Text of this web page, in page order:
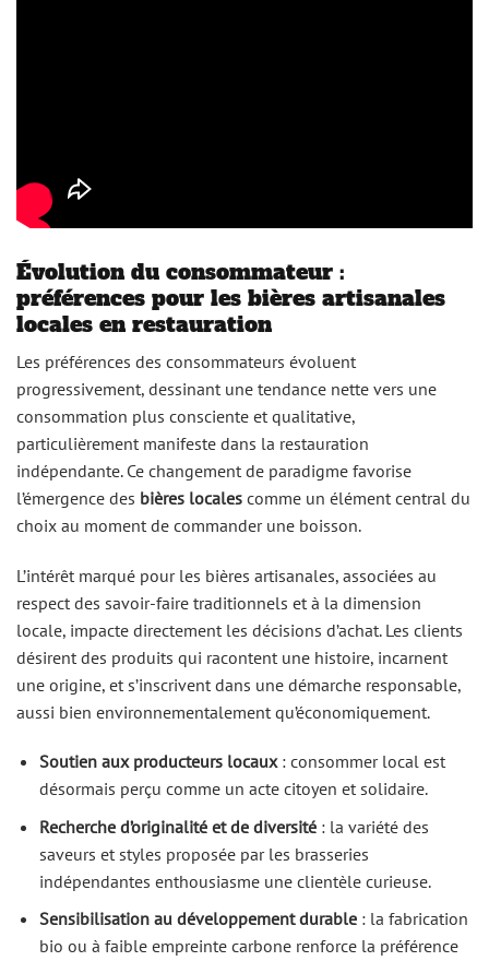
Évolution du consommateur :
préférences pour les bières artisanales
locales en restauration
Les préférences des consommateurs évoluent
progressivement, dessinant une tendance nette vers une
consommation plus consciente et qualitative,
particulièrement manifeste dans la restauration
indépendante. Ce changement de paradigme favorise
l’émergence des bières locales comme un élément central du
choix au moment de commander une boisson.
L’intérêt marqué pour les bières artisanales, associées au
respect des savoir-faire traditionnels et à la dimension
locale, impacte directement les décisions d’achat. Les clients
désirent des produits qui racontent une histoire, incarnent
une origine, et s’inscrivent dans une démarche responsable,
aussi bien environnementalement qu’économiquement.
Soutien aux producteurs locaux: consommer local est
désormais perçu comme un acte citoyen et solidaire.
Recherche d’originalité et de diversité: la variété des
saveurs et styles proposée par les brasseries
indépendantes enthousiasme une clientèle curieuse.
Sensibilisation au développement durable: la fabrication
bio ou à faible empreinte carbone renforce la préférence